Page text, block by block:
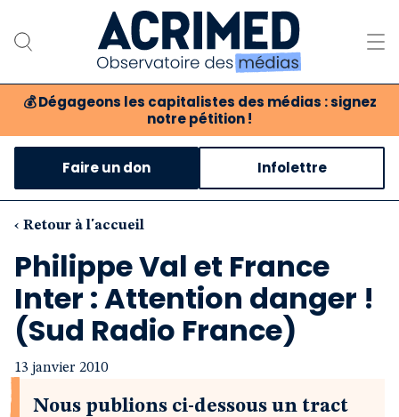
💰 Dégageons les capitalistes des médias : signez
notre pétition !
Notre association
Notre critique des médias
Nos propositions
Notre revue
Boutique
Faire un don Infolettre
‹ Retour à l'accueil
Philippe Val et France
Inter : Attention danger !
(Sud Radio France)
13 janvier 2010
Nous publions ci-dessous un tract